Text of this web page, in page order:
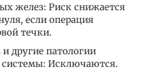
желез: Риск снижается
если операция
течки.
другие патологии
системы: Исключаются.